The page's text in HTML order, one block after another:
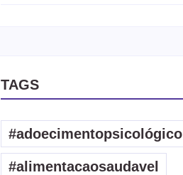
TAGS
#adoecimentopsicológico
#alimentacaosaudavel